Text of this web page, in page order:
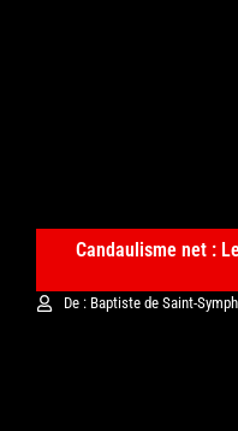
Candaulisme net :
De : Baptiste de Saint-